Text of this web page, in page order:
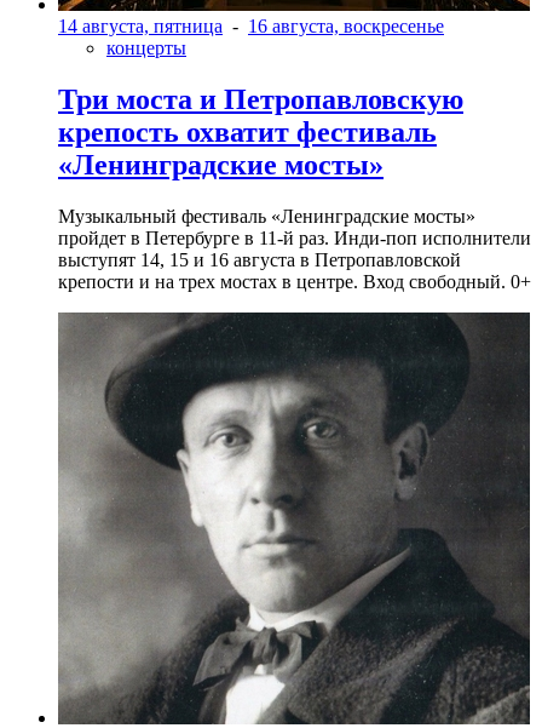
14 августа, пятница - 16 августа, воскресенье
концерты
Три моста и Петропавловскую
крепость охватит фестиваль
«Ленинградские мосты»
Музыкальный фестиваль «Ленинградские мосты»
пройдет в Петербурге в 11-й раз. Инди-поп исполнители
выступят 14, 15 и 16 августа в Петропавловской
крепости и на трех мостах в центре. Вход свободный. 0+